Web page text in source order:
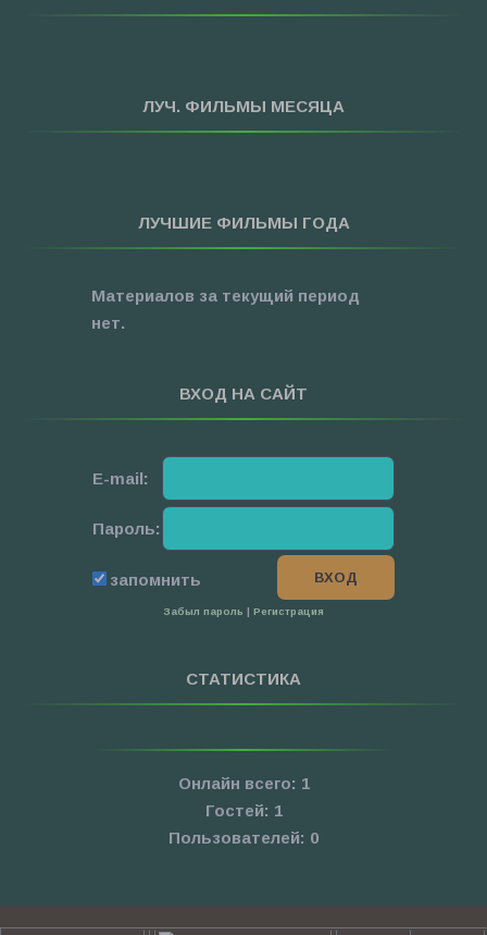
»Приключения
»Фантастика
Про Новый Год
»Фильмы для ...
ЛУЧ. ФИЛЬМЫ МЕСЯЦА
ЛУЧШИЕ ФИЛЬМЫ ГОДА
Материалов за текущий период
нет.
ВХОД НА САЙТ
E-mail:
Пароль:
запомнить
Забыл пароль Регистрация
СТАТИСТИКА
Онлайн всего: 1
Гостей: 1
Пользователей: 0